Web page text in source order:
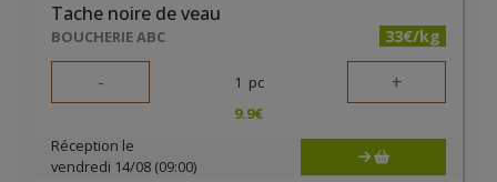
Tache noire de veau
BOUCHERIE ABC 33€/kg
- 1 pc +
9.9€
Réception le
vendredi 14/08 (09:00)